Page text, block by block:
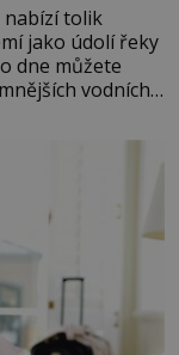
nabízí tolik
jako údolí řeky
dne můžete
vodních
památek ve